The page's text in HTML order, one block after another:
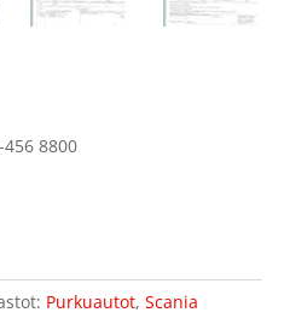
8800
Purkuautot, Scania